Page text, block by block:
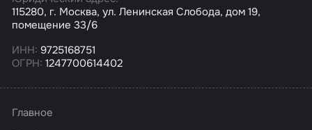
115280, г. Москва, ул. Ленинская Слобода, дом 19,
помещение 33/6
ИНН: 9725168751
ОГРН: 1247700614402
Главное